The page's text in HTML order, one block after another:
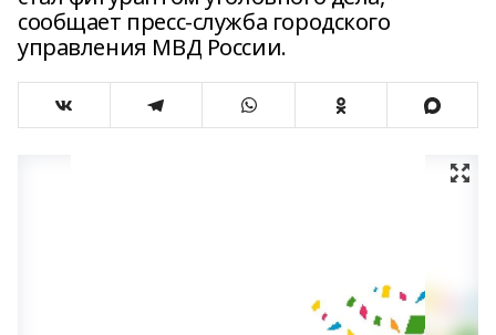
сообщает пресс-служба городского
управления МВД России.